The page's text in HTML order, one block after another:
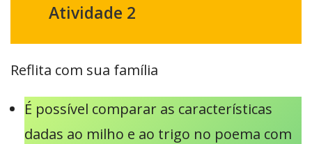
Atividade 2
Reflita com sua família
É possível comparar as características
dadas ao milho e ao trigo no poema com